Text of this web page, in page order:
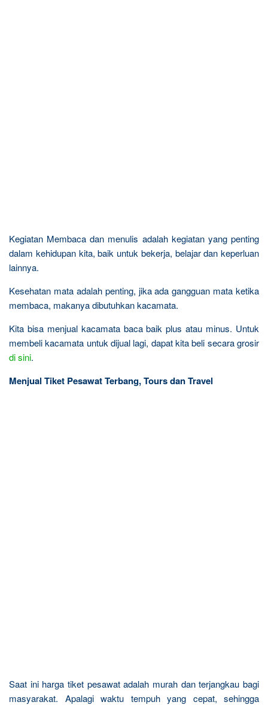
Kegiatan Membaca dan menulis adalah kegiatan yang penting
dalam kehidupan kita, baik untuk bekerja, belajar dan keperluan
lainnya.
Kesehatan mata adalah penting, jika ada gangguan mata ketika
membaca, makanya dibutuhkan kacamata.
Kita bisa menjual kacamata baca baik plus atau minus. Untuk
membeli kacamata untuk dijual lagi, dapat kita beli secara grosir
di sini.
Menjual Tiket Pesawat Terbang, Tours dan Travel
Saat ini harga tiket pesawat adalah murah dan terjangkau bagi
masyarakat. Apalagi waktu tempuh yang cepat, sehingga